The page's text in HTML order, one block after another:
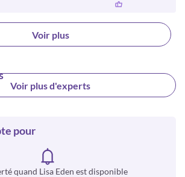
Voir plus
Voir plus d'experts
pour
quand Lisa Eden est disponible